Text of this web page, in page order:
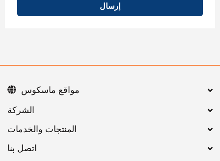
إرسال
اتصل بنا
مواقع ماسكوس